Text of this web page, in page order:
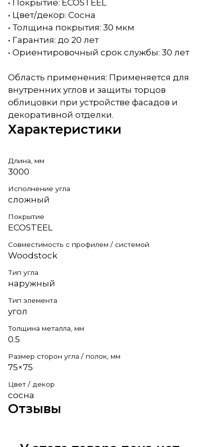
• Покрытие: ECOSTEEL
• Цвет/декор: Сосна
• Толщина покрытия: 30 мкм
• Гарантия: до 20 лет
• Ориентировочный срок службы: 30 лет
Область применения: Применяется для
внутренних углов и защиты торцов
облицовки при устройстве фасадов и
декоративной отделки.
Характеристики
Длина, мм
3000
Исполнение угла
сложный
Покрытие
ECOSTEEL
Совместимость с профилем / системой
Woodstock
Тип угла
наружный
Тип элемента
угол
Толщина металла, мм
0.5
Размер сторон угла / полок, мм
75×75
Цвет / декор
сосна
Отзывы